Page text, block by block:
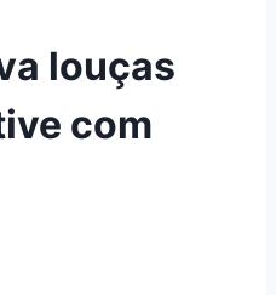
louças
com